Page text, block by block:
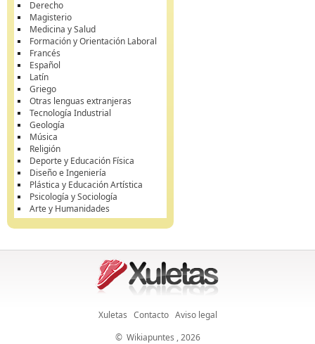
Derecho
Magisterio
Medicina y Salud
Formación y Orientación Laboral
Francés
Español
Latín
Griego
Otras lenguas extranjeras
Tecnología Industrial
Geología
Música
Religión
Deporte y Educación Física
Diseño e Ingeniería
Plástica y Educación Artística
Psicología y Sociología
Arte y Humanidades
Xuletas Contacto Aviso legal
© Wikiapuntes , 2026